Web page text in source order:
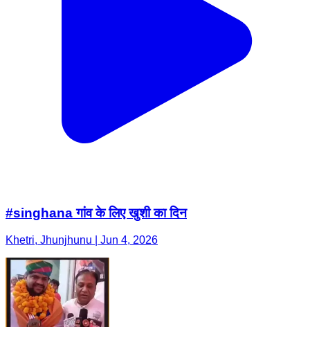
#singhana गांव के लिए खुशी का दिन
Khetri, Jhunjhunu | Jun 4, 2026